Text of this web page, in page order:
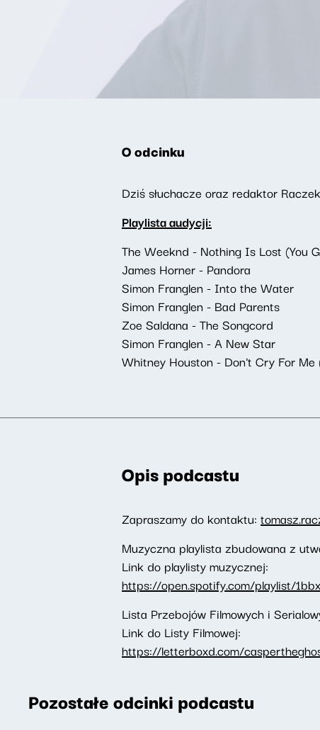
O odcinku
Dziś słuchacze oraz redaktor
Playlista audycji:
The Weeknd - Nothing Is Lost (You
James Horner - Pandora
Simon Franglen - Into the Water
Simon Franglen - Bad Parents
Zoe Saldana - The Songcord
Simon Franglen - A New Star
Whitney Houston - Don't Cry For Me
Opis podcastu
Zapraszamy do kontaktu:
Muzyczna playlista zbudowana z
Link do playlisty muzycznej:
https://open.spotify.com/playlist/
Lista Przebojów Filmowych i
Link do Listy Filmowej:
https://letterboxd.com/
Pozostałe odcinki podcastu